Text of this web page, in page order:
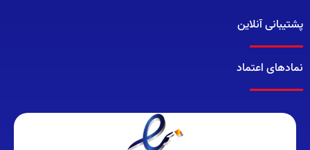
پشتیبانی آنلاین
نمادهای اعتماد